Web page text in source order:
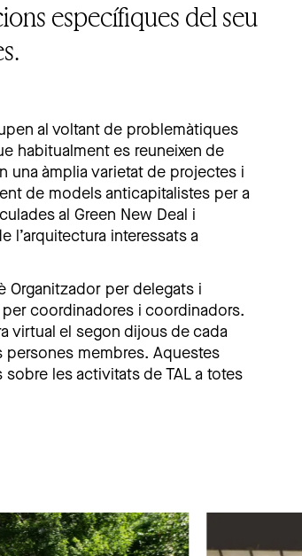
específiques del seu
al voltant de problemàtiques
habitualment es reuneixen de
una àmplia varietat de projectes i
de models anticapitalistes per a
al Green New Deal i
l’arquitectura interessats a
Organitzador per delegats i
coordinadores i coordinadors.
virtual el segon dijous de cada
persones membres. Aquestes
les activitats de TAL a totes